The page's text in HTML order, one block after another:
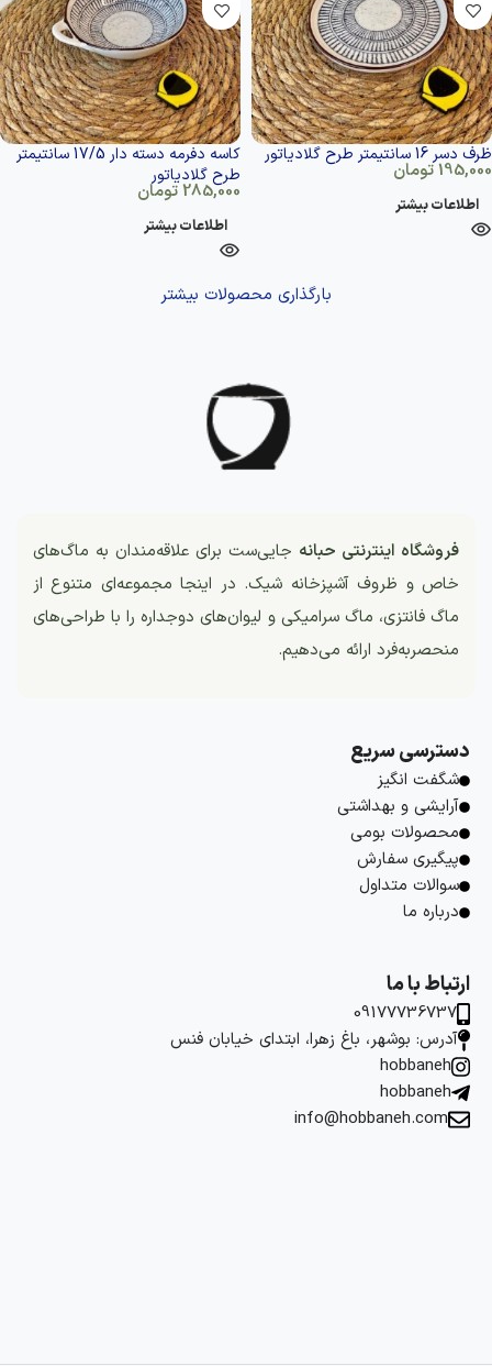
ظرف دسر 16 سانتیمتر طرح گلادیاتور
195,000تومان
اطلاعات بیشتر
کاسه دفرمه دسته دار 17/5 سانتیمتر
طرح گلادیاتور
285,000تومان
اطلاعات بیشتر
بارگذاری محصولات بیشتر
فروشگاه اینترنتی حبانه جایی‌ست برای علاقه‌مندان به ماگ‌های
خاص و ظروف آشپزخانه شیک. در اینجا مجموعه‌ای متنوع از
ماگ فانتزی، ماگ سرامیکی و لیوان‌های دوجداره را با طراحی‌های
منحصربه‌فرد ارائه می‌دهیم.
دسترسی سریع
شگفت انگیز
آرایشی و بهداشتی
محصولات بومی
پیگیری سفارش
سوالات متداول
درباره ما
ارتباط با ما
09177736737
آدرس: بوشهر، باغ زهرا، ابتدای خیابان فنس
hobbaneh
hobbaneh
info@hobbaneh.com